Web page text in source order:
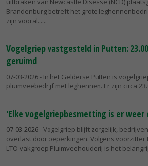
uitbraken van Newcastle Disease (NCD)
Brandenburg betreft het grote
zijn vooral...
Vogelgriep vastgesteld in Putten:
geruimd
07-03-2026- In het Gelderse Putten is
pluimveebedrijf met leghennen. Er zijn circa
'Elke vogelgriepbesmetting is er weer
07-03-2026- Vogelgriep blijft zorgelijk,
overlast door beperkingen. Volgens voorzitter
LTO-vakgroep Pluimveehouderij is het